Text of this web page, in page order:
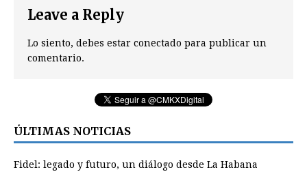
Leave a Reply
Lo siento, debes estar conectado para publicar un
comentario.
ÚLTIMAS NOTICIAS
Fidel: legado y futuro, un diálogo desde La Habana